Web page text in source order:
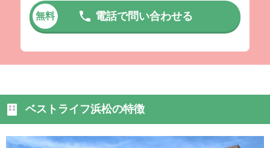
無料 電話で問い合わせる
ベストライフ浜松の特徴